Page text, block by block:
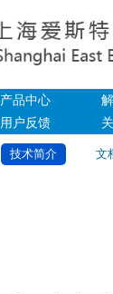
产品中心
用户反馈
技术简介 文